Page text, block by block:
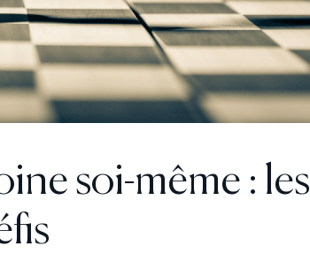
soi-même : les